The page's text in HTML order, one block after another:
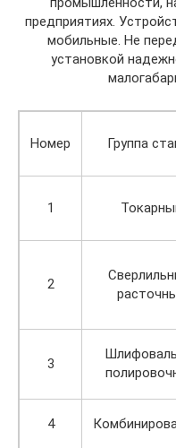
предприятиях.
мобильные. Не
установкой
Номер
Группа
1
2
3
4